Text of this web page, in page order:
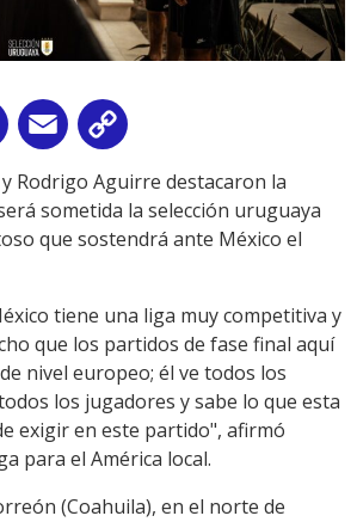
WhatsApp
Email
Link
Rodrigo Aguirre destacaron la
sometida la selección uruguaya
que sostendrá ante México el
tiene una liga muy competitiva y
que los partidos de fase final aquí
nivel europeo; él ve todos los
los jugadores y sabe lo que esta
exigir en este partido", afirmó
para el América local.
(Coahuila), en el norte de